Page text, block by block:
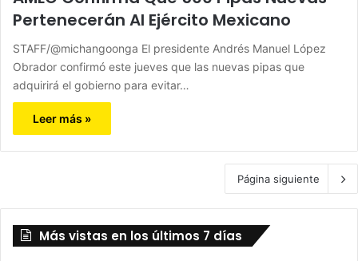
Pertenecerán Al Ejército Mexicano
STAFF/@michangoonga El presidente Andrés Manuel López
Obrador confirmó este jueves que las nuevas pipas que
adquirirá el gobierno para evitar…
Leer más »
Página siguiente
Más vistas en los últimos 7 días